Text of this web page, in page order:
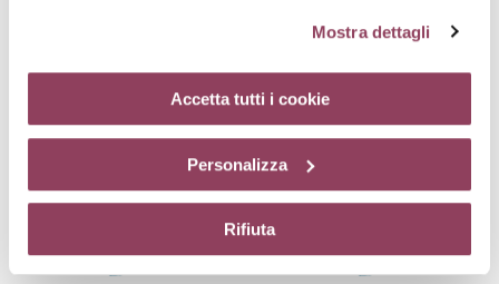
cliccando sul tasto “Accetta tutti i cookie”. Se non vuole i
cookie di profilazione può negare il consenso sul tasto
“Rifiuta”. Chiudendo questo banner tramite l’apposito
comando “X” continuerai la navigazione del sito in
diversi da quelli tecnici.
Mostra dettagli
Accetta tutti i cookie
Personalizza
Rifiuta